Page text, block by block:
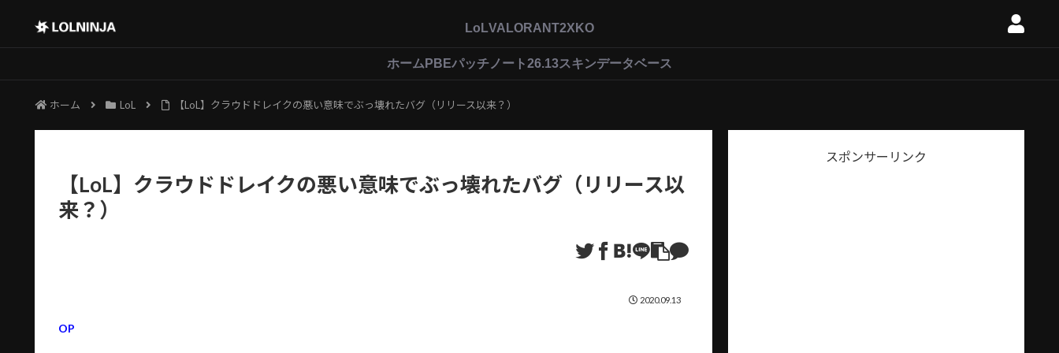
LoLVALORANT2XKO
ホーム PBEパッチノート26.13スキンデータベース
ホーム LoL 【LoL】クラウドドレイクの悪い意味でぶっ壊れたバグ（リリース以来？）
【LoL】クラウドドレイクの悪い意味でぶっ壊れたバグ（リリース以
来？）
2020.09.13
OP
スポンサーリンク